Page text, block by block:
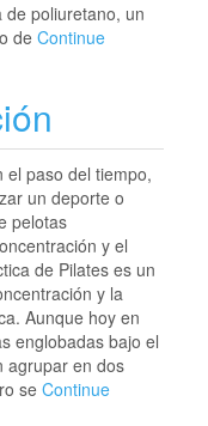
poliuretano, un
deContinue
el paso del tiempo,
un deporte o
pelotas
y el
de Pilates es un
y la
Aunque hoy en
englobadas bajo el
agrupar en dos
seContinue